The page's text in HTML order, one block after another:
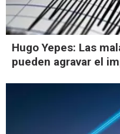
Hugo Yepes: Las
pueden agravar el